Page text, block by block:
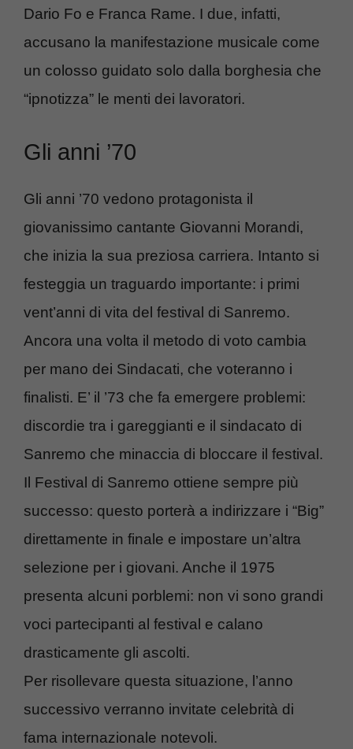
Dario Fo e Franca Rame. I due, infatti,
accusano la manifestazione musicale come
un colosso guidato solo dalla borghesia che
“ipnotizza” le menti dei lavoratori.
Gli anni ’70
Gli anni ’70 vedono protagonista il
giovanissimo cantante Giovanni Morandi,
che inizia la sua preziosa carriera. Intanto si
festeggia un traguardo importante: i primi
vent’anni di vita del festival di Sanremo.
Ancora una volta il metodo di voto cambia
per mano dei Sindacati, che voteranno i
finalisti. E’ il ’73 che fa emergere problemi:
discordie tra i gareggianti e il sindacato di
Sanremo che minaccia di bloccare il festival.
Il Festival di Sanremo ottiene sempre più
successo: questo porterà a indirizzare i “Big”
direttamente in finale e impostare un’altra
selezione per i giovani. Anche il 1975
presenta alcuni porblemi: non vi sono grandi
voci partecipanti al festival e calano
drasticamente gli ascolti.
Per risollevare questa situazione, l’anno
successivo verranno invitate celebrità di
fama internazionale notevoli.